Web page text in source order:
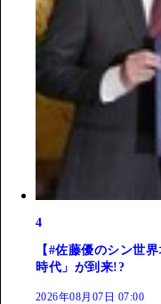
4
【#佐藤優のシン世
時代」が到来!?
2026年08月07日 07:00